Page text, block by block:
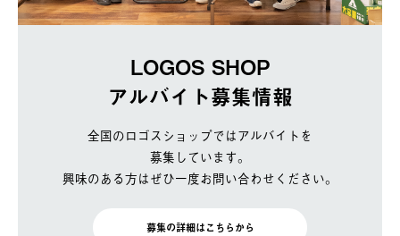
LOGOS SHOP
アルバイト募集情報
全国のロゴスショップではアルバイトを
募集しています。
興味のある方はぜひ一度お問い合わせください。
募集の詳細はこちらから